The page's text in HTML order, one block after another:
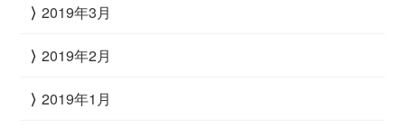
2019年3月
2019年2月
2019年1月